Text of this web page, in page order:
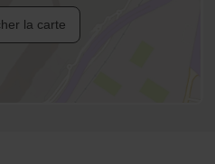
la carte